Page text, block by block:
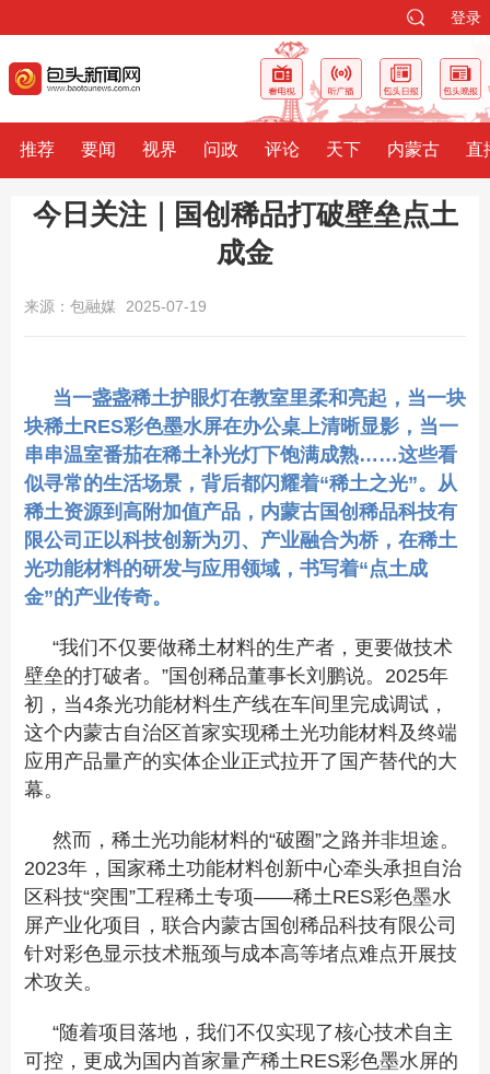
登录
推荐 要闻 视界 问政 评论 天下 内蒙古 直
今日关注｜国创稀品打破壁垒点土
成金
来源：包融媒 2025-07-19
当一盏盏稀土护眼灯在教室里柔和亮起，当一块
块稀土RES彩色墨水屏在办公桌上清晰显影，当一
串串温室番茄在稀土补光灯下饱满成熟……这些看
似寻常的生活场景，背后都闪耀着“稀土之光”。从
稀土资源到高附加值产品，内蒙古国创稀品科技有
限公司正以科技创新为刃、产业融合为桥，在稀土
光功能材料的研发与应用领域，书写着“点土成
金”的产业传奇。
“我们不仅要做稀土材料的生产者，更要做技术
壁垒的打破者。”国创稀品董事长刘鹏说。2025年
初，当4条光功能材料生产线在车间里完成调试，
这个内蒙古自治区首家实现稀土光功能材料及终端
应用产品量产的实体企业正式拉开了国产替代的大
幕。
然而，稀土光功能材料的“破圈”之路并非坦途。
2023年，国家稀土功能材料创新中心牵头承担自治
区科技“突围”工程稀土专项——稀土RES彩色墨水
屏产业化项目，联合内蒙古国创稀品科技有限公司
针对彩色显示技术瓶颈与成本高等堵点难点开展技
术攻关。
“随着项目落地，我们不仅实现了核心技术自主
可控，更成为国内首家量产稀土RES彩色墨水屏的